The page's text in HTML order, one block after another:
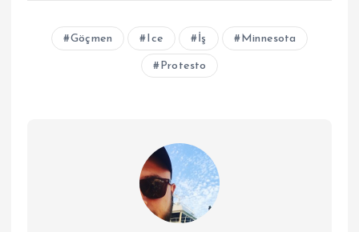
Göçmen Ice İş Minnesota
Protesto